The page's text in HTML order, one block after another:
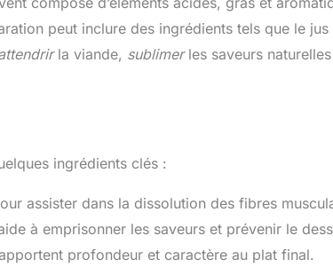
peut inclure des ingrédients tels que le jus
la viande, sublimerles saveurs
ingrédients clés :
assister dans la dissolution des fibres
à emprisonner les saveurs et prévenir le
profondeur et caractère au plat final.